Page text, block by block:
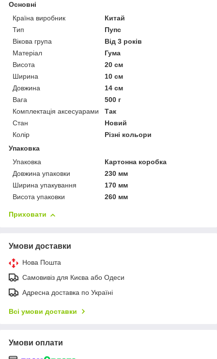
Основні
Країна виробник
Китай
Тип
Пупс
Вікова група
Від 3 років
Матеріал
Гума
Висота
20 см
Ширина
10 см
Довжина
14 см
Вага
500 г
Комплектація аксесуарами
Так
Стан
Новий
Колір
Різні кольори
Упаковка
Упаковка
Картонна коробка
Довжина упаковки
230 мм
Ширина упакування
170 мм
Висота упаковки
260 мм
Приховати
Умови доставки
Нова Пошта
Самовивіз для Києва або Одеси
Адресна доставка по Україні
Всі умови доставки
Умови оплати